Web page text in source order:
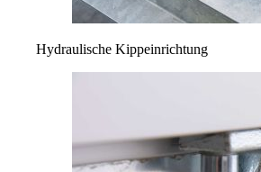
Hydraulische Kippeinrichtung